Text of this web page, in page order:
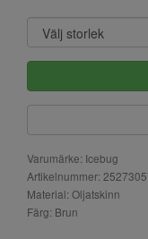
Varumärke: Icebug
Artikelnummer:
Material: Oljatskinn
Färg: Brun